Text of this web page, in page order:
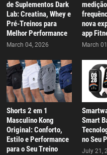
de Suplementos Dark
Lab: Creatina, Whey e
Pré-Treinos para
Melhor Performance
March 04, 2026
nova
app
March
Shorts 2 em 1
Masculino Kong
Original: Conforto,
Estilo e Performance
para o Seu Treino
Smart
no Seu
July 21,